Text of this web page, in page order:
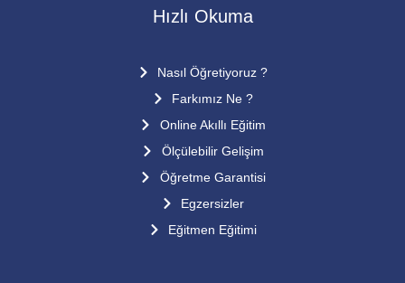
Hızlı Okuma
Nasıl Öğretiyoruz ?
Farkımız Ne ?
Online Akıllı Eğitim
Ölçülebilir Gelişim
Öğretme Garantisi
Egzersizler
Eğitmen Eğitimi